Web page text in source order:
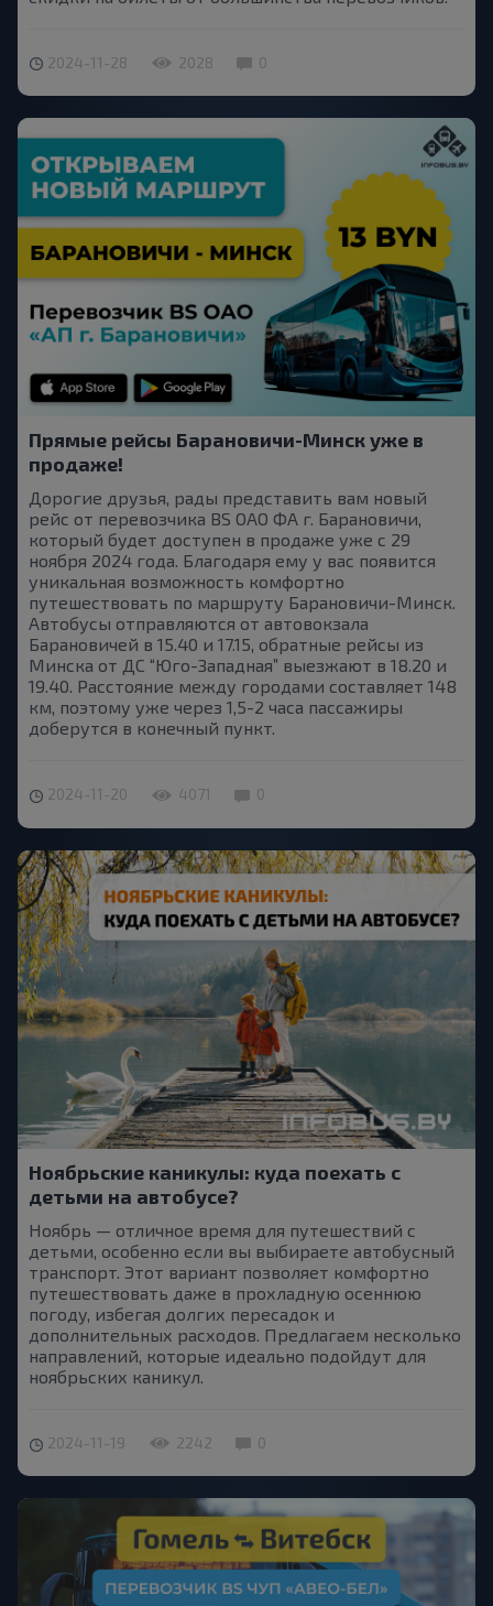
2024-11-28 2028 0
Прямые рейсы Барановичи-Минск уже в
продаже!
Дорогие друзья, рады представить вам новый
рейс от перевозчика BS OAO ФА г. Барановичи,
который будет доступен в продаже уже с 29
ноября 2024 года. Благодаря ему у вас появится
уникальная возможность комфортно
путешествовать по маршруту Барановичи-Минск.
Автобусы отправляются от автовокзала
Барановичей в 15.40 и 17.15, обратные рейсы из
Минска от ДС “Юго-Западная” выезжают в 18.20 и
19.40. Расстояние между городами составляет 148
км, поэтому уже через 1,5-2 часа пассажиры
доберутся в конечный пункт.
2024-11-20 4071 0
Ноябрьские каникулы: куда поехать с
детьми на автобусе?
Ноябрь — отличное время для путешествий с
детьми, особенно если вы выбираете автобусный
транспорт. Этот вариант позволяет комфортно
путешествовать даже в прохладную осеннюю
погоду, избегая долгих пересадок и
дополнительных расходов. Предлагаем несколько
направлений, которые идеально подойдут для
ноябрьских каникул.
2024-11-19 2242 0